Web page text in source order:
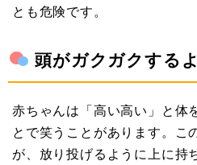
とも危険です。
頭がガクガクする
赤ちゃんは「高い高い」と体
とで笑うことがあります。こ
が、放り投げるように上に持